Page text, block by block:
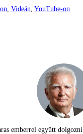
Videán YouTube-on
emberrel együtt